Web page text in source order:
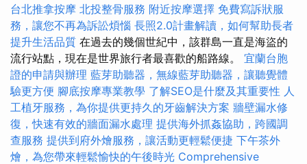
台北推拿按摩 北投整骨服務 附近按摩選擇 免費寫訴狀服
務，讓您不再為訴訟煩惱 長照2.0計畫解讀，如何幫助長者
提升生活品質 在過去的幾個世紀中，該群島一直是海盜的
流行站點，現在是世界旅行者最喜歡的船路線。 宜蘭台胞
證的申請與辦理 藍芽助聽器，無線藍芽助聽器，讓聽覺體
驗更方便 腳底按摩專業教學 了解SEO是什麼及其重要性 人
工植牙服務，為你提供更持久的牙齒解決方案 牆壁漏水修
復，快速有效的牆面漏水處理 提供海外抓姦協助，跨國調
查服務 提供到府外燴服務，讓活動更輕鬆便捷 下午茶外
燴，為您帶來輕鬆愉快的午後時光 Comprehensive